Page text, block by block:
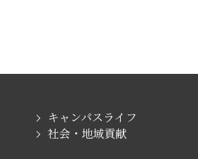
キャンパスライフ
社会・地域貢献